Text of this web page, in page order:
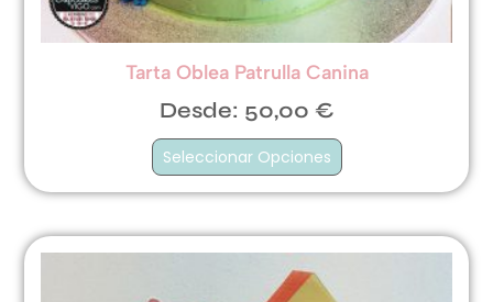
Tarta Oblea Patrulla Canina
Desde: 50,00 €
Seleccionar Opciones